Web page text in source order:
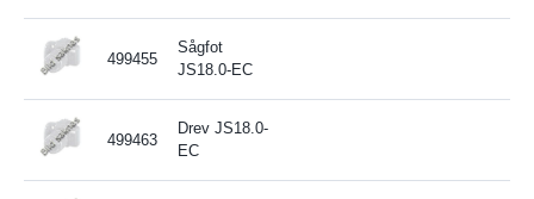
499455
Sågfot
JS18.0-EC
499463
Drev JS18.0-
EC